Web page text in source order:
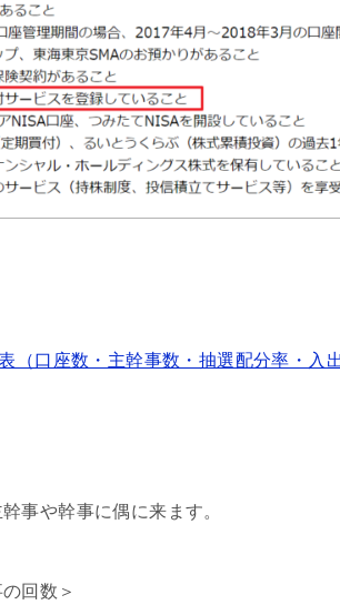
（口座数・主幹事数・抽選配分率・入
事や幹事に偶に来ます。
回数＞